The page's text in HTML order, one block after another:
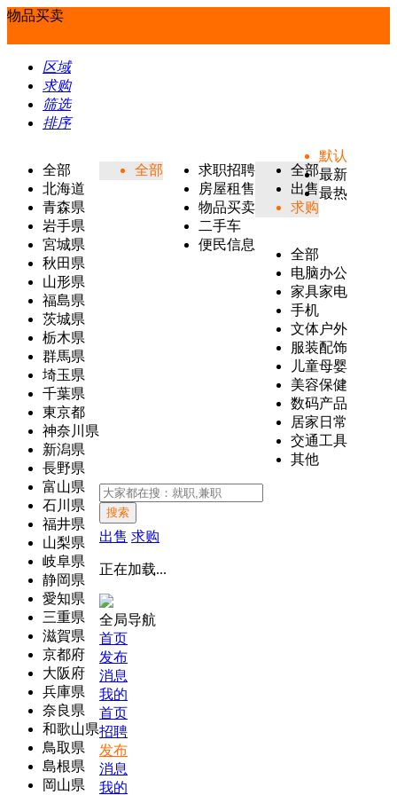
物品买卖
区域
求购
筛选
排序
全部
北海道
青森県
岩手県
宮城県
秋田県
山形県
福島県
茨城県
栃木県
群馬県
埼玉県
千葉県
東京都
神奈川県
新潟県
長野県
富山県
石川県
福井県
山梨県
岐阜県
静岡県
愛知県
三重県
滋賀県
京都府
大阪府
兵庫県
奈良県
和歌山県
鳥取県
島根県
岡山県
全部
求职招聘
房屋租售
物品买卖
二手车
便民信息
全部
出售
求购
全部
电脑办公
家具家电
手机
文体户外
服装配饰
儿童母婴
美容保健
数码产品
居家日常
交通工具
其他
默认
最新
最热
搜索
出售 求购
正在加载...
全局导航
首页
发布
消息
我的
首页
招聘
发布
消息
我的